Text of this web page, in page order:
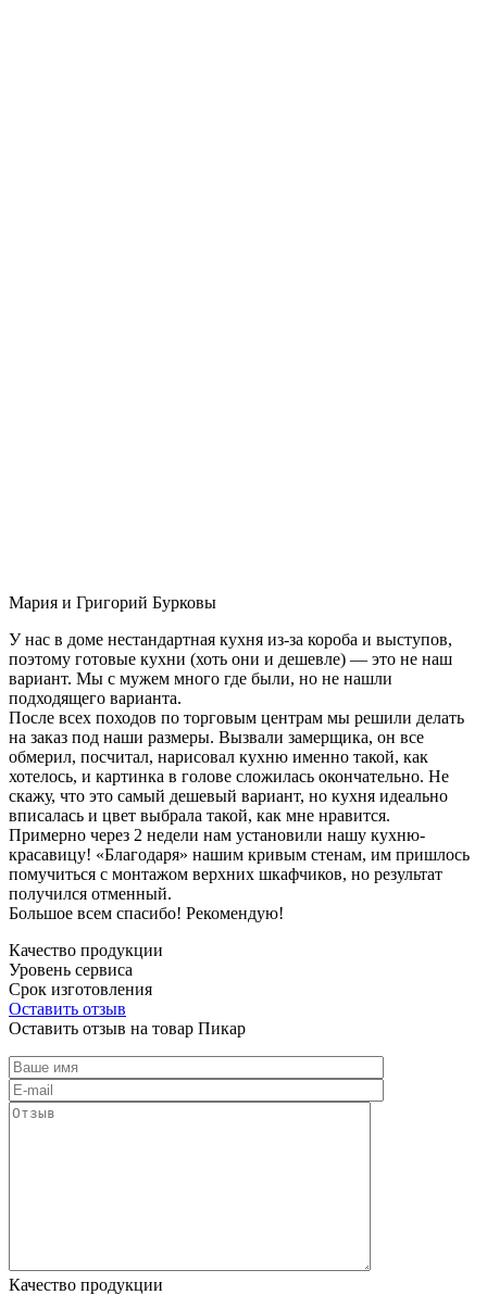
Мария и Григорий Бурковы
У нас в доме нестандартная кухня из-за короба и выступов,
поэтому готовые кухни (хоть они и дешевле) — это не наш
вариант. Мы с мужем много где были, но не нашли
подходящего варианта.
После всех походов по торговым центрам мы решили делать
на заказ под наши размеры. Вызвали замерщика, он все
обмерил, посчитал, нарисовал кухню именно такой, как
хотелось, и картинка в голове сложилась окончательно. Не
скажу, что это самый дешевый вариант, но кухня идеально
вписалась и цвет выбрала такой, как мне нравится.
Примерно через 2 недели нам установили нашу кухню-
красавицу! «Благодаря» нашим кривым стенам, им пришлось
помучиться с монтажом верхних шкафчиков, но результат
получился отменный.
Большое всем спасибо! Рекомендую!
Качество продукции
Уровень сервиса
Срок изготовления
Оставить отзыв
Оставить отзыв на товар Пикар
Качество продукции